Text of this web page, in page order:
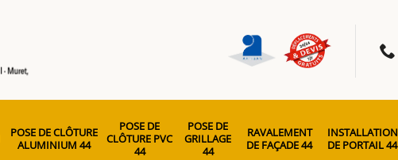
POSE DE CLÔTURE
ALUMINIUM 44
POSE DE
CLÔTURE PVC
44
POSE DE
GRILLAGE
44
RAVALEMENT
DE FAÇADE 44
INSTALLATION
DE PORTAIL 44